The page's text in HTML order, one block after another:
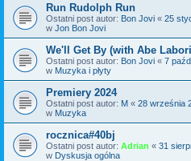
Run Rudolph Run
Ostatni post autor: Bon Jovi « 25
w Jon Bon Jovi
We'll Get By (with Abe
Ostatni post autor: Bon Jovi « 7
w Muzyka i płyty
Premiery 2024
Ostatni post autor: M « 28 września
w Muzyka
rocznica#40bj
Ostatni post autor: Adrian « 31
w Dyskusja ogólna